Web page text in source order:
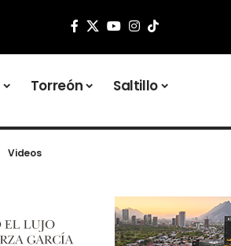
Torreón Saltillo
Videos